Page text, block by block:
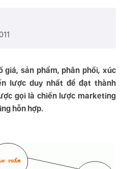
giá, sản phẩm, phân phối, xúc
lược duy nhất để đạt thành
gọi là chiến lược marketing
hỗn hợp.